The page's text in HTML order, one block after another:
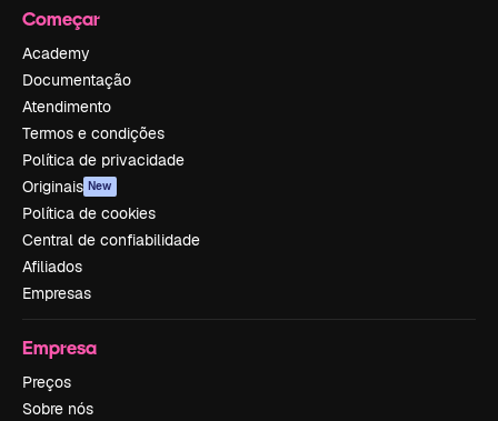
Começar
Academy
Documentação
Atendimento
Termos e condições
Política de privacidade
Originais New
Política de cookies
Central de confiabilidade
Afiliados
Empresas
Empresa
Preços
Sobre nós